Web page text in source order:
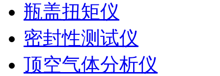
瓶盖扭矩仪
密封性测试仪
顶空气体分析仪